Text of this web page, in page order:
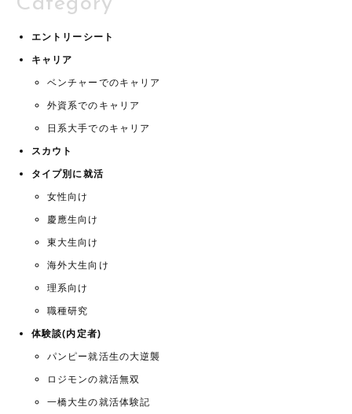
エントリーシート
キャリア
ベンチャーでのキャリア
外資系でのキャリア
日系大手でのキャリア
スカウト
タイプ別に就活
女性向け
慶應生向け
東大生向け
海外大生向け
理系向け
職種研究
体験談(内定者)
パンピー就活生の大逆襲
ロジモンの就活無双
一橋大生の就活体験記